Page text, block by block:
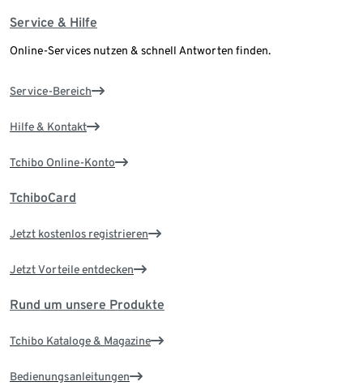
Service & Hilfe
Online-Services nutzen & schnell Antworten finden.
Service-Bereich
Hilfe & Kontakt
Tchibo Online-Konto
TchiboCard
Jetzt kostenlos registrieren
Jetzt Vorteile entdecken
Rund um unsere Produkte
Tchibo Kataloge & Magazine
Bedienungsanleitungen